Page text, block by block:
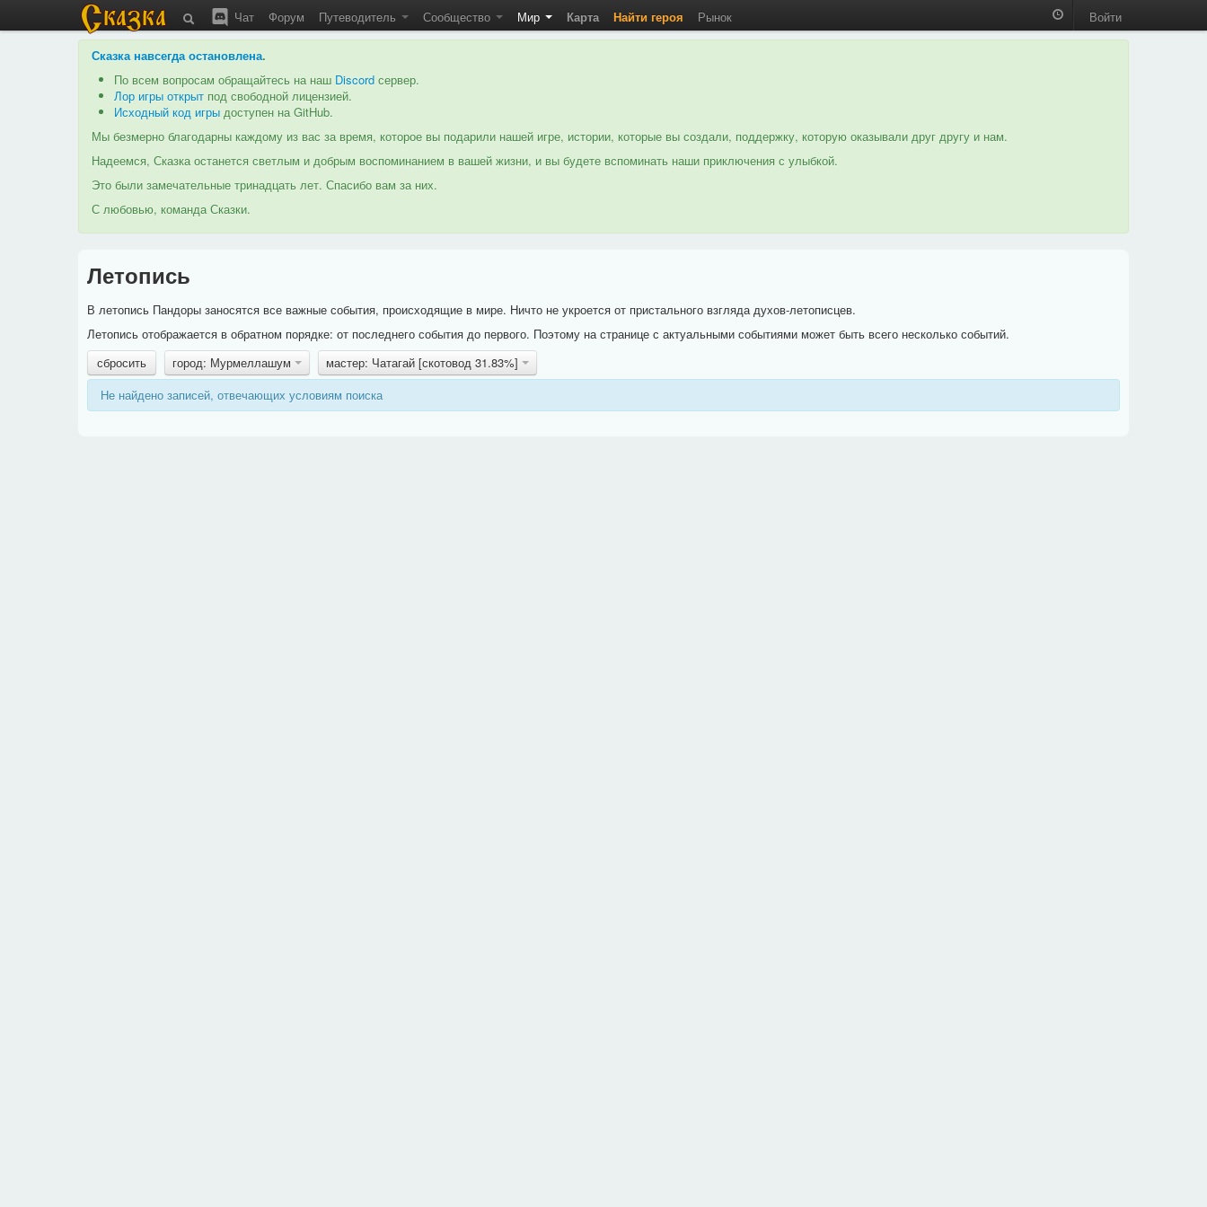
Чат Форум Путеводитель Сообщество Мир Карта Найти героя Рынок Войти
Сказка навсегда остановлена.
По всем вопросам обращайтесь на наш Discord сервер.
Лор игры открыт под свободной лицензией.
Исходный код игры доступен на GitHub.
Мы безмерно благодарны каждому из вас за время, которое вы подарили нашей игре, истории, которые вы создали, поддержку, которую оказывали друг другу и нам.
Надеемся, Сказка останется светлым и добрым воспоминанием в вашей жизни, и вы будете вспоминать наши приключения с улыбкой.
Это были замечательные тринадцать лет. Спасибо вам за них.
С любовью, команда Сказки.
Летопись
В летопись Пандоры заносятся все важные события, происходящие в мире. Ничто не укроется от пристального взгляда духов-летописцев.
Летопись отображается в обратном порядке: от последнего события до первого. Поэтому на странице с актуальными событиями может быть всего несколько событий.
сбросить
город: Мурмеллашум
мастер: Чатагай [скотовод 31.83%]
Не найдено записей, отвечающих условиям поиска